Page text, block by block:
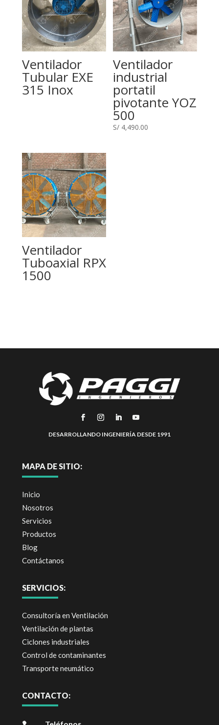
Ventilador
Tubular EXE
315 Inox
Ventilador
industrial
portatil
pivotante YOZ
500
S/ 4,490.00
Ventilador
Tuboaxial RPX
1500
DESARROLLANDO INGENIERÍA DESDE 1991
MAPA DE SITIO:
Inicio
Nosotros
Servicios
Productos
Blog
Contáctanos
SERVICIOS:
Consultoría en Ventilación
Ventilación de plantas
Ciclones industriales
Control de contaminantes
Transporte neumático
CONTACTO: